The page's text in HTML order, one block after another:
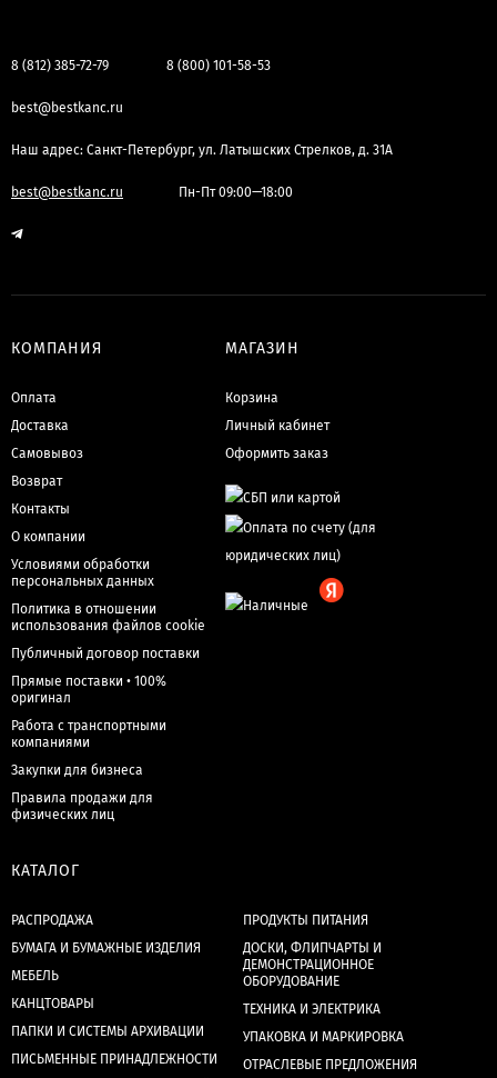
8 (812) 385-72-79 8 (800) 101-58-53
best@bestkanc.ru
Наш адрес: Санкт-Петербург, ул. Латышских Стрелков, д. 31А
best@bestkanc.ru Пн-Пт 09:00—18:00
КОМПАНИЯ
Оплата
Доставка
Самовывоз
Возврат
Контакты
О компании
Условиями обработки
персональных данных
Политика в отношении
использования файлов cookie
Публичный договор поставки
Прямые поставки • 100%
оригинал
Работа с транспортными
компаниями
Закупки для бизнеса
Правила продажи для
физических лиц
МАГАЗИН
Корзина
Личный кабинет
Оформить заказ
КАТАЛОГ
РАСПРОДАЖА
БУМАГА И БУМАЖНЫЕ ИЗДЕЛИЯ
МЕБЕЛЬ
КАНЦТОВАРЫ
ПАПКИ И СИСТЕМЫ АРХИВАЦИИ
ПИСЬМЕННЫЕ ПРИНАДЛЕЖНОСТИ
ПРОДУКТЫ ПИТАНИЯ
ДОСКИ, ФЛИПЧАРТЫ И
ДЕМОНСТРАЦИОННОЕ
ОБОРУДОВАНИЕ
ТЕХНИКА И ЭЛЕКТРИКА
УПАКОВКА И МАРКИРОВКА
ОТРАСЛЕВЫЕ ПРЕДЛОЖЕНИЯ